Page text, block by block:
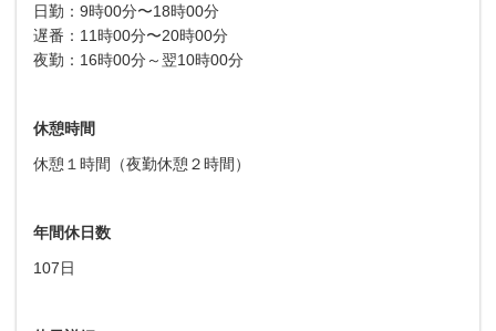
日勤：9時00分〜18時00分
遅番：11時00分〜20時00分
夜勤：16時00分～翌10時00分
休憩時間
休憩１時間（夜勤休憩２時間）
年間休日数
107日